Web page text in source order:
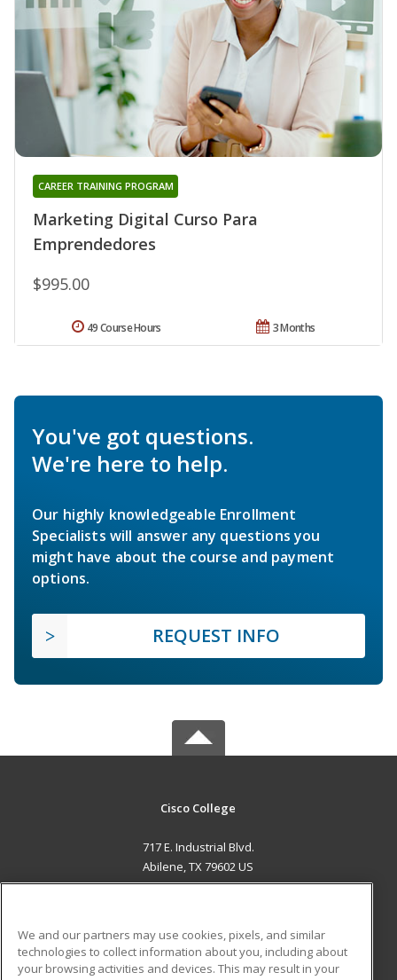
Marketing Digital Curso Para
Emprendedores
CAREER TRAINING PROGRAM
$995.00
3 Months
49 Course Hours
You've got questions.
We're here to help.
Our highly knowledgeable Enrollment
Specialists will answer any questions you
might have about the course and payment
options.
REQUEST INFO
Cisco College
717 E. Industrial Blvd.
Abilene, TX 79602 US
ADDITIONAL RESOURCES
We and our partners may use cookies, pixels, and similar
technologies to collect information about you, including about
your browsing activities and devices. This may result in your